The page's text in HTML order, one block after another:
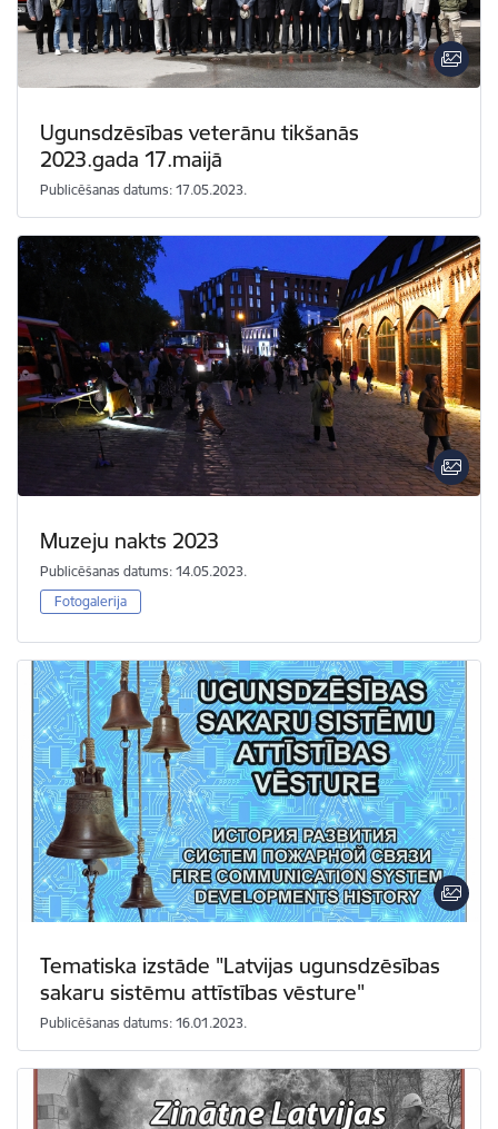
Ugunsdzēsības veterānu tikšanās
2023.gada 17.maijā
Publicēšanas datums: 17.05.2023.
Muzeju nakts 2023
Publicēšanas datums: 14.05.2023.
Fotogalerija
Tematiska izstāde "Latvijas ugunsdzēsības
sakaru sistēmu attīstības vēsture"
Publicēšanas datums: 16.01.2023.